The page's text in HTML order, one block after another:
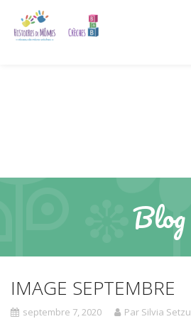
Blog
IMAGE SEPTEMBRE
septembre 7, 2020 Par Silvia Setzu